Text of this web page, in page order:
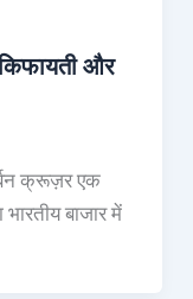
और
क्रूज़र एक
भारतीय बाजार में